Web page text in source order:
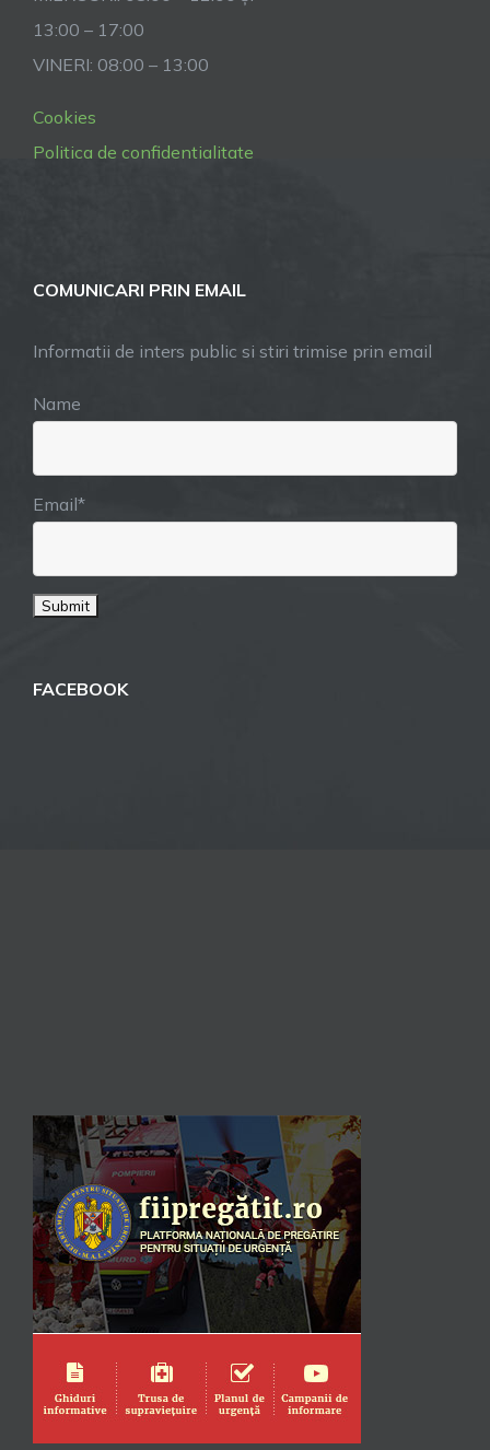
13:00 – 17:00
VINERI: 08:00 – 13:00
Cookies
Politica de confidentialitate
COMUNICARI PRIN EMAIL
Informatii de inters public si stiri trimise prin email
Name
Email*
FACEBOOK